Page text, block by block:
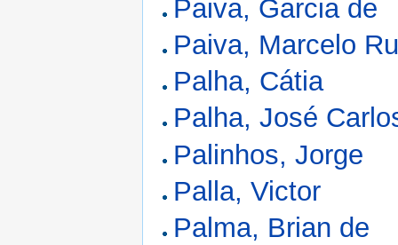
Paiva, Garcia de
Paiva, Marcelo
Palha, Cátia
Palha, José
Palinhos, Jorge
Palla, Victor
Palma, Brian de